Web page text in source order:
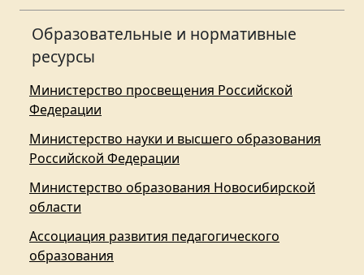
Образовательные и нормативные
ресурсы
Министерство просвещения Российской
Федерации
Министерство науки и высшего образования
Российской Федерации
Министерство образования Новосибирской
области
Ассоциация развития педагогического
образования